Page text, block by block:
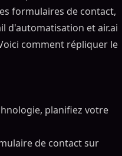
formulaires de contact,
d'automatisation et air.ai
comment répliquer le
planifiez votre
de contact sur